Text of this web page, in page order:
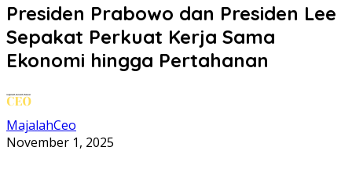
Presiden Prabowo dan Presiden Lee
Sepakat Perkuat Kerja Sama
Ekonomi hingga Pertahanan
MajalahCeo
November 1, 2025